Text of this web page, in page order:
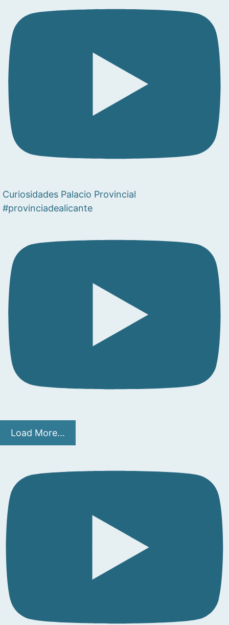
Curiosidades Palacio Provincial
#provinciadealicante
Load More...